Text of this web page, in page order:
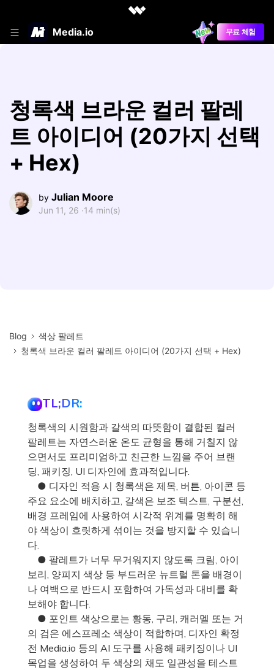
Media.io 무료 체험
청록색 브라운 컬러 팔레
트 아이디어 (20가지 선택
+ Hex)
by Julian Moore
Jun 11, 26 ·14 min(s)
Blog
색상 팔레트
청록색 브라운 컬러 팔레트 아이디어 (20가지 선택 + Hex)
TL;DR:
청록색의 시원함과 갈색의 따뜻함이 결합된 컬러
팔레트는 자연스러운 온도 균형을 통해 거칠지 않
으면서도 프리미엄하고 친근한 느낌을 주어 브랜
딩, 패키징, UI 디자인에 효과적입니다.
● 디자인 적용 시 청록색은 제목, 버튼, 아이콘 등
주요 요소에 배치하고, 갈색은 보조 텍스트, 구분선,
배경 프레임에 사용하여 시각적 위계를 명확히 해
야 색상이 흐릿하게 섞이는 것을 방지할 수 있습니
다.
● 팔레트가 너무 무거워지지 않도록 크림, 아이
보리, 양피지 색상 등 부드러운 뉴트럴 톤을 배경이
나 여백으로 반드시 포함하여 가독성과 대비를 확
보해야 합니다.
● 포인트 색상으로는 황동, 구리, 캐러멜 또는 거
의 검은 에스프레소 색상이 적합하며, 디자인 확정
전 Media.io 등의 AI 도구를 사용해 패키징이나 UI
목업을 생성하여 두 색상의 채도 일관성을 테스트